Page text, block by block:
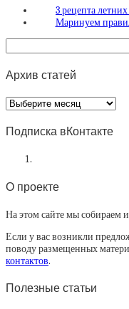
3 рецепта
Маринуем
Архив статей
Архив
статей
Подписка вКонтакте
О проекте
На этом сайте мы собираем
Если у вас возникли
поводу размещенных
контактов.
Полезные статьи